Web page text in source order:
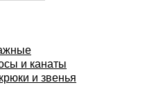
и канаты
и звенья